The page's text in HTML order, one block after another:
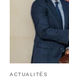
ACTUALITÉS